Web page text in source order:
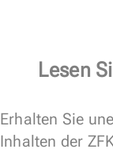
Lesen
Erhalten Sie
Inhalten der